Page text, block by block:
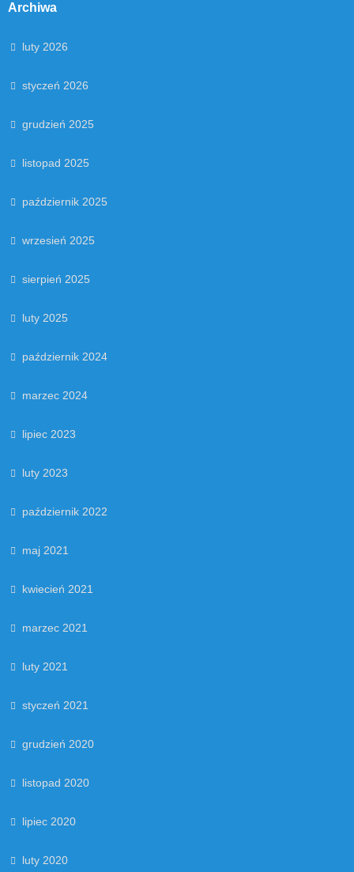
Archiwa
luty 2026
styczeń 2026
grudzień 2025
listopad 2025
październik 2025
wrzesień 2025
sierpień 2025
luty 2025
październik 2024
marzec 2024
lipiec 2023
luty 2023
październik 2022
maj 2021
kwiecień 2021
marzec 2021
luty 2021
styczeń 2021
grudzień 2020
listopad 2020
lipiec 2020
luty 2020